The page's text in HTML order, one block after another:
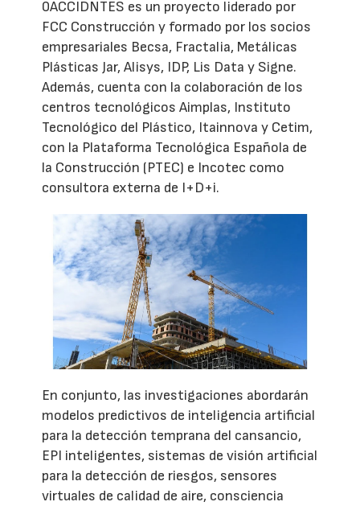
0ACCIDNTES es un proyecto liderado por
FCC Construcción y formado por los socios
empresariales Becsa, Fractalia, Metálicas
Plásticas Jar, Alisys, IDP, Lis Data y Signe.
Además, cuenta con la colaboración de los
centros tecnológicos Aimplas, Instituto
Tecnológico del Plástico, Itainnova y Cetim,
con la Plataforma Tecnológica Española de
la Construcción (PTEC) e Incotec como
consultora externa de I+D+i.
En conjunto, las investigaciones abordarán
modelos predictivos de inteligencia artificial
para la detección temprana del cansancio,
EPI inteligentes, sistemas de visión artificial
para la detección de riesgos, sensores
virtuales de calidad de aire, consciencia